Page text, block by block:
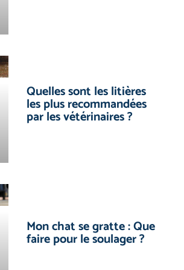
Quelles sont les litières
les plus recommandées
par les vétérinaires ?
Mon chat se gratte : Que
faire pour le soulager ?